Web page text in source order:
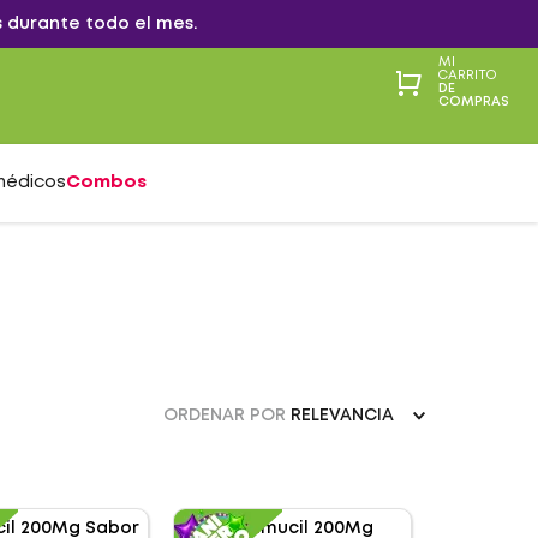
durante todo el mes.
MI
CARRITO
DE
COMPRAS
Combos
ORDENAR POR RELEVANCIA